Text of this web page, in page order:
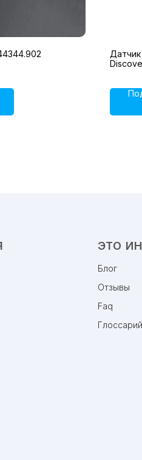
Датчик
ЭТО
Блог
Отзывы
Faq
Глоссарий